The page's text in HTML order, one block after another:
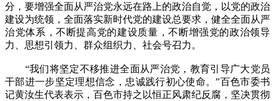
分，要增强全面从严治党永远在路上的政治自觉，以党的政治
建设为统领，全面落实新时代党的建设总要求，健全全面从严
治党体系，不断提高党的建设质量，不断增强党的政治领导
力、思想引领力、群众组织力、社会号召力。
“我们将坚定不移推进全面从严治党，教育引导广大党员
干部进一步坚定理想信念，忠诚践行初心使命。”百色市委书
记黄汝生代表表示，百色市持之以恒正风肃纪反腐，坚决贯彻